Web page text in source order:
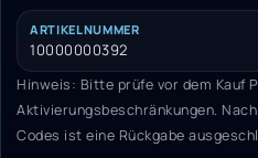
ARTIKELNUMMER
10000000392
Hinweis: Bitte prüfe vor dem Kauf
Aktivierungsbeschränkungen.
Codes ist eine Rückgabe